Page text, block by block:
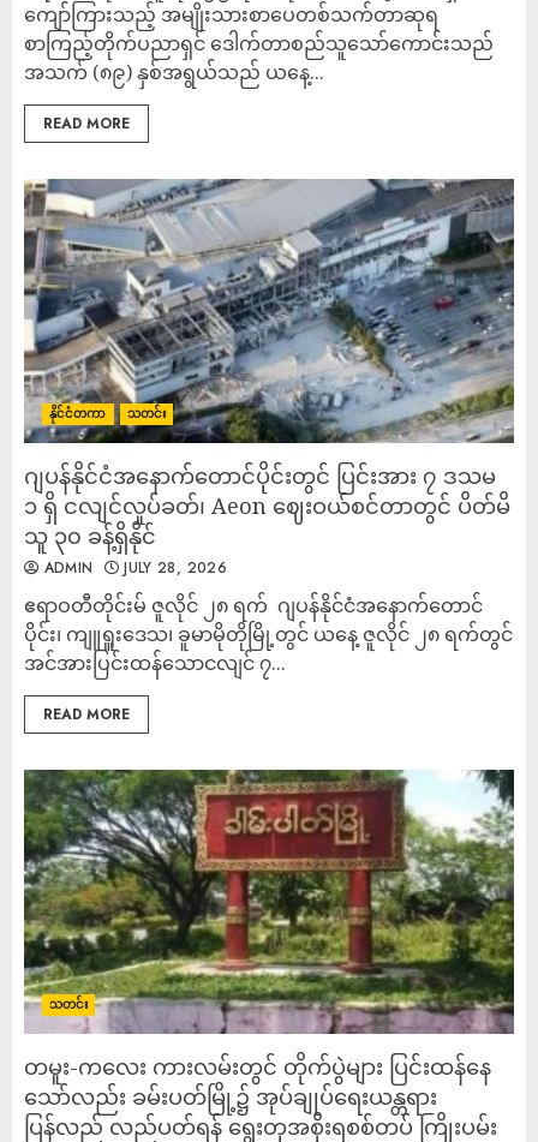
ကျော်ကြားသည့် အမျိုးသားစာပေတစ်သက်တာဆုရ
စာကြည့်တိုက်ပညာရှင် ဒေါက်တာစည်သူသော်ကောင်းသည်
အသက် (၈၉) နှစ်အရွယ်သည် ယနေ့...
READ MORE
နိုင်ငံတကာ သတင်း
‎ဂျပန်နိုင်ငံအနောက်တောင်ပိုင်းတွင် ပြင်းအား ၇ ဒသမ
၁ ရှိ ငလျင်လှုပ်ခတ်၊ Aeon ဈေးဝယ်စင်တာတွင် ပိတ်မိ
သူ ၃၀ ခန့်ရှိနိုင်
ADMIN JULY 28, 2026
‎ဧရာဝတီတိုင်းမ် ‎ဇူလိုင် ၂၈ ရက် ‎ ‎ဂျပန်နိုင်ငံအနောက်တောင်
ပိုင်း၊ ကျူရှူးဒေသ၊ ခူမာမိုတိုမြို့တွင် ယနေ့ ဇူလိုင် ၂၈ ရက်တွင်
အင်အားပြင်းထန်သောငလျင် ၇...
READ MORE
သတင်း
တမူး-ကလေး ကားလမ်းတွင် တိုက်ပွဲများ ပြင်းထန်နေ
သော်လည်း ခမ်းပတ်မြို့၌ အုပ်ချုပ်ရေးယန္တရား
ပြန်လည် လည်ပတ်ရန် ရွေးတုအစိုးရစစ်တပ် ကြိုးပမ်း